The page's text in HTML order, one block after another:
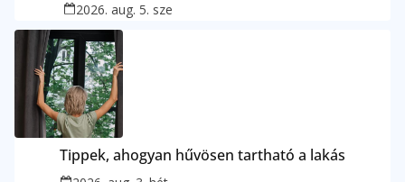
2026. aug. 5. sze
Tippek, ahogyan hűvösen tartható a lakás